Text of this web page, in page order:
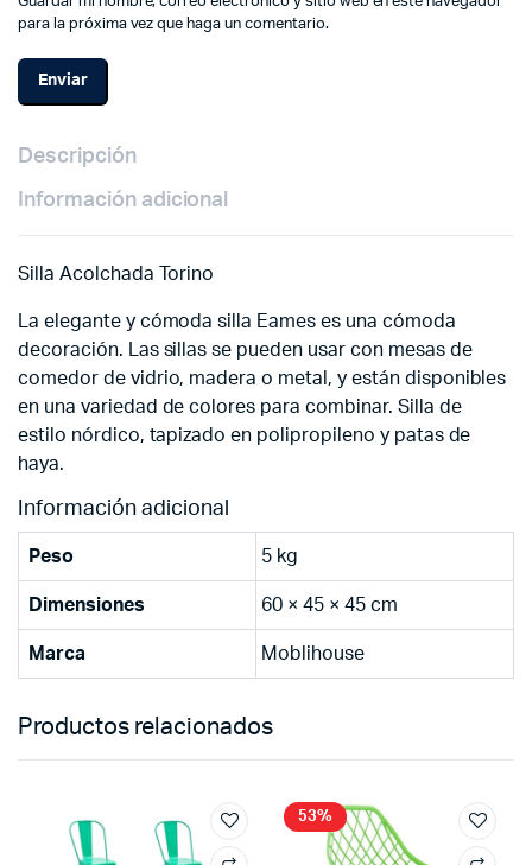
para la próxima vez que haga un comentario.
Descripción
Información adicional
Silla Acolchada Torino
La elegante y cómoda silla Eames es una cómoda
decoración. Las sillas se pueden usar con mesas de
comedor de vidrio, madera o metal, y están disponibles
en una variedad de colores para combinar. Silla de
estilo nórdico, tapizado en polipropileno y patas de
haya.
Información adicional
Peso 5 kg
Dimensiones 60 × 45 × 45 cm
Marca Moblihouse
Productos relacionados
53%